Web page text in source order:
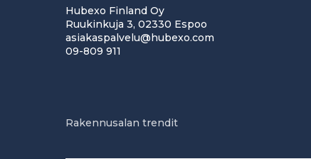
Hubexo Finland Oy
Ruukinkuja 3, 02330 Espoo
asiakaspalvelu@hubexo.com
09-809 911
Rakennusalan trendit